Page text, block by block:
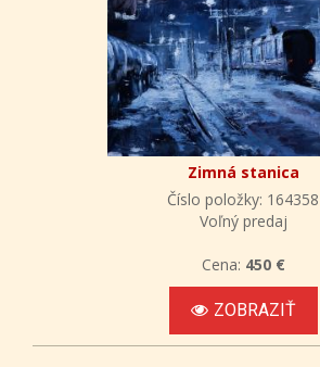
Zimná stanica
Číslo položky: 164358
Voľný predaj
Cena: 450 €
ZOBRAZIŤ